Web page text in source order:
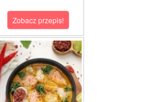
Zobacz przepis!